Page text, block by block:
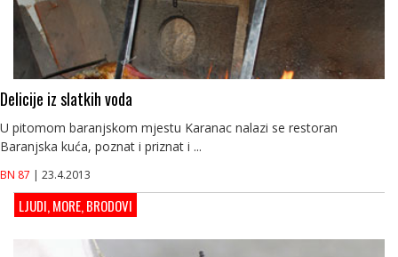
Delicije iz slatkih voda
U pitomom baranjskom mjestu Karanac nalazi se restoran
Baranjska kuća, poznat i priznat i ...
BN 87 | 23.4.2013
LJUDI, MORE, BRODOVI